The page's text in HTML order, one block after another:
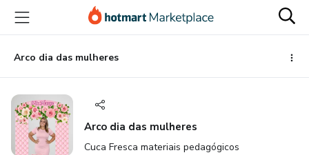
para
conteúdo
principal
para
pagamento
para
rodapé
Arco dia das mulheres
Arco dia das mulheres
Cuca Fresca materiais pedagógicos